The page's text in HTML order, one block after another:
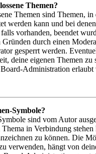
Themen?
Themen sind Themen,
werden kann und bei
vorhanden, beendet
Gründen durch einen
gesperrt werden.
deine eigenen Themen zu
Administration erlaubt
Symbole?
sind vom Autor
in Verbindung stehen
zu können. Die
verwenden, hängt von